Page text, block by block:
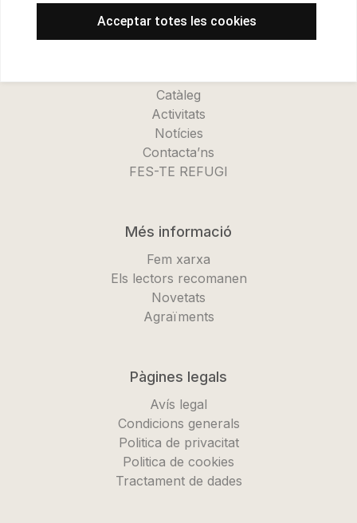
Inici
La cooperativa
Catàleg
Activitats
Notícies
Contacta’ns
FES-TE REFUGI
Més informació
Fem xarxa
Els lectors recomanen
Novetats
Agraïments
Pàgines legals
Avís legal
Condicions generals
Politica de privacitat
Politica de cookies
Tractament de dades
Acceptar totes les cookies